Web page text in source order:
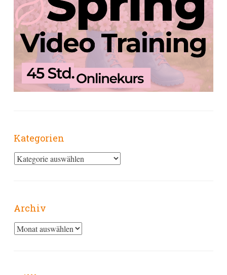
Kategorien
Kategorien
Archiv
Archiv